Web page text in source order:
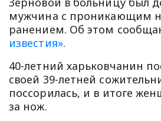
мужчина с проникающим
ранением. Об этом
известия».
40-летний харьковчанин
своей 39-летней
поссорилась, и в итоге
за нож.